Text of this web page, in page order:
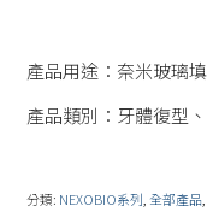
產品用途：奈米玻璃
產品類別：牙體復型
分類: NEXOBIO系列,全部產品